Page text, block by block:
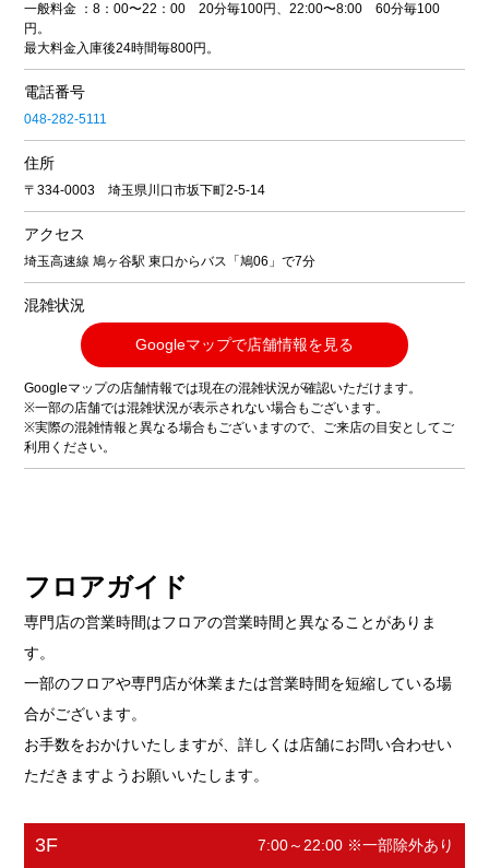
一般料金 ：8：00〜22：00 20分毎100円、22:00〜8:00 60分毎100
円。
最大料金入庫後24時間毎800円。
電話番号
048-282-5111
住所
〒334-0003 埼玉県川口市坂下町2-5-14
アクセス
埼玉高速線 鳩ヶ谷駅 東口からバス「鳩06」で7分
混雑状況
Googleマップで店舗情報を見る
Googleマップの店舗情報では現在の混雑状況が確認いただけます。
※一部の店舗では混雑状況が表示されない場合もございます。
※実際の混雑情報と異なる場合もございますので、ご来店の目安としてご
利用ください。
フロアガイド
専門店の営業時間はフロアの営業時間と異なることがありま
す。
一部のフロアや専門店が休業または営業時間を短縮している場
合がございます。
お手数をおかけいたしますが、詳しくは店舗にお問い合わせい
ただきますようお願いいたします。
3F 7:00～22:00 ※一部除外あり